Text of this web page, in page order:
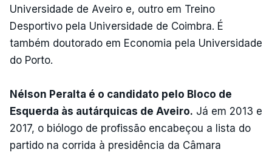
Universidade de Aveiro e, outro em Treino
Desportivo pela Universidade de Coimbra. É
também doutorado em Economia pela Universidade
do Porto.
Nélson Peralta é o candidato pelo Bloco de
Esquerda às autárquicas de Aveiro. Já em 2013 e
2017, o biólogo de profissão encabeçou a lista do
partido na corrida à presidência da Câmara